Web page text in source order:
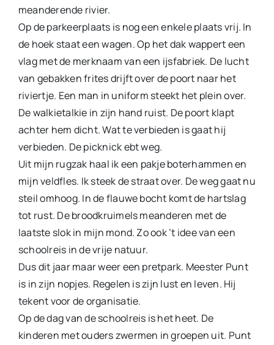
meanderende rivier.
Op de parkeerplaats is nog een enkele plaats vrij. In
de hoek staat een wagen. Op het dak wappert een
vlag met de merknaam van een ijsfabriek. De lucht
van gebakken frites drijft over de poort naar het
riviertje. Een man in uniform steekt het plein over.
De walkietalkie in zijn hand ruist. De poort klapt
achter hem dicht. Wat te verbieden is gaat hij
verbie­den. De picknick ebt weg.
Uit mijn rugzak haal ik een pakje boterhammen en
mijn veld­fles. Ik steek de straat over. De weg gaat nu
steil omhoog. In de flauwe bocht komt de hartslag
tot rust. De broodkruimels meanderen met de
laatste slok in mijn mond. Zo ook ’t idee van een
schoolreis in de vrije natuur.
Dus dit jaar maar weer een pretpark. Meester Punt
is in zijn nopjes. Regelen is zijn lust en leven. Hij
tekent voor de or­ganisatie.
Op de dag van de schoolreis is het heet. De
kinderen met ou­ders zwermen in groepen uit. Punt